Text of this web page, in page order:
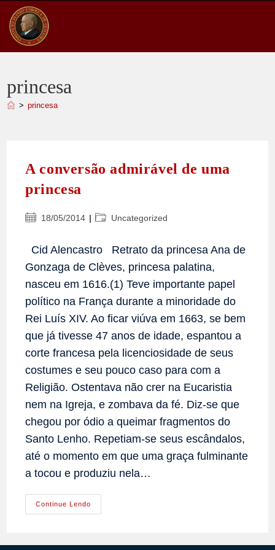
para
conteúdo
princesa
> princesa
A conversão admirável de uma
princesa
Post18/05/2014
Categoria
Uncategorized
Cid Alencastro Retrato da princesa Ana de
Gonzaga de Clèves, princesa palatina,
nasceu em 1616.(1) Teve importante papel
político na França durante a minoridade do
Rei Luís XIV. Ao ficar viúva em 1663, se bem
que já tivesse 47 anos de idade, espantou a
corte francesa pela licenciosidade de seus
costumes e seu pouco caso para com a
Religião. Ostentava não crer na Eucaristia
nem na Igreja, e zombava da fé. Diz-se que
chegou por ódio a queimar fragmentos do
Santo Lenho. Repetiam-se seus escândalos,
até o momento em que uma graça fulminante
a tocou e produziu nela…
Continue Lendo
Conversão
Princesa